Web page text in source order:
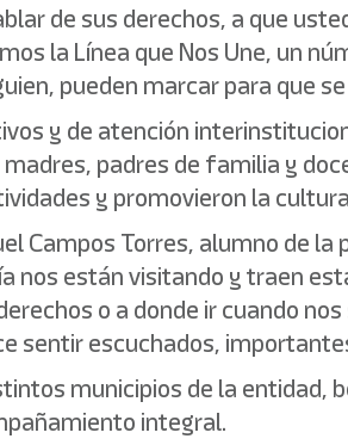
de sus derechos, a que
la Línea que Nos Une, un
pueden marcar para que
y de atención
padres de familia y
y promovieron la
Campos Torres, alumno de
nos están visitando y traen
o a donde ir cuando
sentir escuchados,
municipios de la
integral.